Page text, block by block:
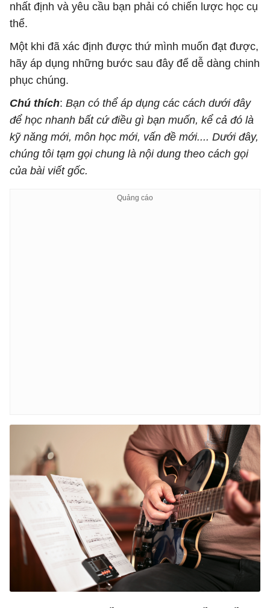
nhất định và yêu cầu bạn phải có chiến lược học cụ
thể.
Một khi đã xác định được thứ mình muốn đạt được,
hãy áp dụng những bước sau đây để dễ dàng chinh
phục chúng.
Chú thích: Bạn có thể áp dụng các cách dưới đây
để học nhanh bất cứ điều gì bạn muốn, kể cả đó là
kỹ năng mới, môn học mới, vấn đề mới.... Dưới đây,
chúng tôi tạm gọi chung là nội dung theo cách gọi
của bài viết gốc.